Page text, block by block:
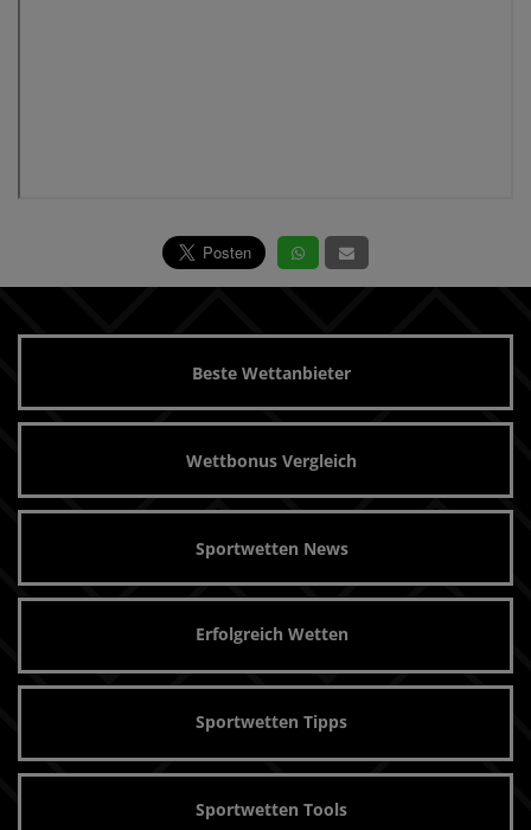
Beste Wettanbieter
Wettbonus Vergleich
Sportwetten News
Erfolgreich Wetten
Sportwetten Tipps
Sportwetten Tools